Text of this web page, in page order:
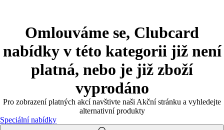
Omlouváme se, Clubcard
nabídky v této kategorii již není
platná, nebo je již zboží
vyprodáno
Pro zobrazení platných akcí navštivte naši Akční stránku a vyhledejte
alternativní produkty
Speciální nabídky